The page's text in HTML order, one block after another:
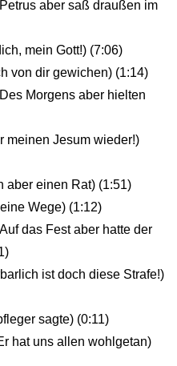
aber saß draußen im
mein Gott!) (7:06)
von dir gewichen) (1:14)
Morgens aber hielten
meinen Jesum wieder!)
aber einen Rat) (1:51)
Wege) (1:12)
das Fest aber hatte der
ist doch diese Strafe!)
sagte) (0:11)
hat uns allen wohlgetan)